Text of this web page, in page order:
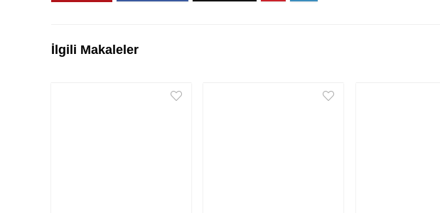
İlgili Makaleler